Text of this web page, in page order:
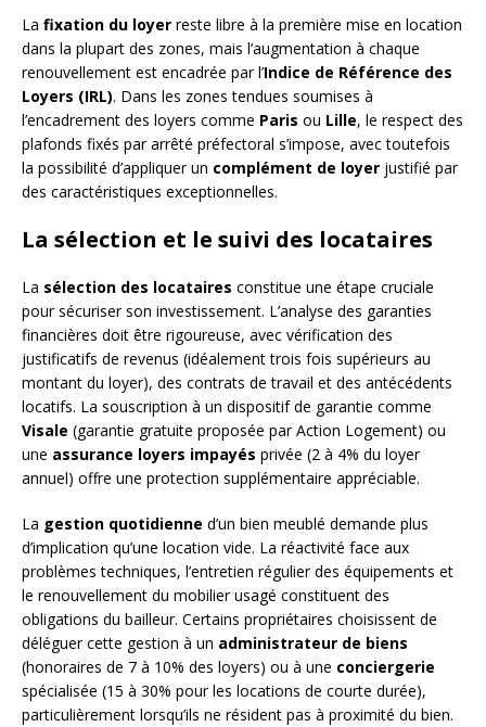
La fixation du loyer reste libre à la première mise en location
dans la plupart des zones, mais l’augmentation à chaque
renouvellement est encadrée par l’Indice de Référence des
Loyers (IRL). Dans les zones tendues soumises à
l’encadrement des loyers comme Paris ou Lille, le respect des
plafonds fixés par arrêté préfectoral s’impose, avec toutefois
la possibilité d’appliquer un complément de loyer justifié par
des caractéristiques exceptionnelles.
La sélection et le suivi des locataires
La sélection des locataires constitue une étape cruciale
pour sécuriser son investissement. L’analyse des garanties
financières doit être rigoureuse, avec vérification des
justificatifs de revenus (idéalement trois fois supérieurs au
montant du loyer), des contrats de travail et des antécédents
locatifs. La souscription à un dispositif de garantie comme
Visale (garantie gratuite proposée par Action Logement) ou
une assurance loyers impayés privée (2 à 4% du loyer
annuel) offre une protection supplémentaire appréciable.
La gestion quotidienne d’un bien meublé demande plus
d’implication qu’une location vide. La réactivité face aux
problèmes techniques, l’entretien régulier des équipements et
le renouvellement du mobilier usagé constituent des
obligations du bailleur. Certains propriétaires choisissent de
déléguer cette gestion à un administrateur de biens
(honoraires de 7 à 10% des loyers) ou à une conciergerie
spécialisée (15 à 30% pour les locations de courte durée),
particulièrement lorsqu’ils ne résident pas à proximité du bien.